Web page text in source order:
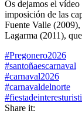
Os dejamos el
imposición de las
Fuente Valle
Lagarma (2011),
#Pregonero2026
#santoñaescarnaval
#carnaval2026
#carnavaldelnorte
Share it: